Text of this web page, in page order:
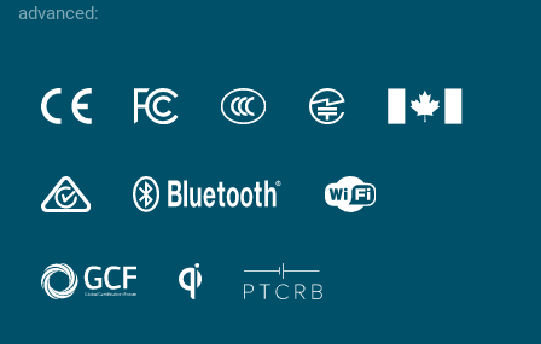
advanced: